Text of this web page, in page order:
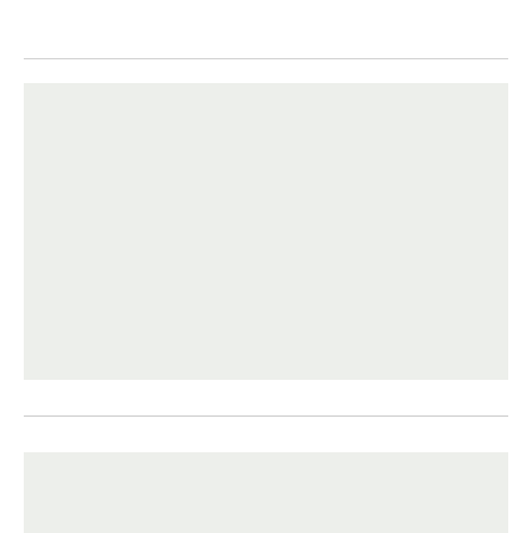
cúrcumapara o preparo de alimentos no